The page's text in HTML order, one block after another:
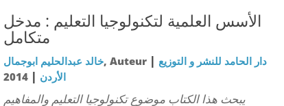
اﻷسس العلمية لتكنولوجيا التعليم : مدخل
متكامل
خالد عبدالحليم ابوجمال, Auteur | دار الحامد للنشر و التوزيع
الأردن |
2014
يبحث هذا الكتاب موضوع تكنولوجيا التعليم والمفاهيم